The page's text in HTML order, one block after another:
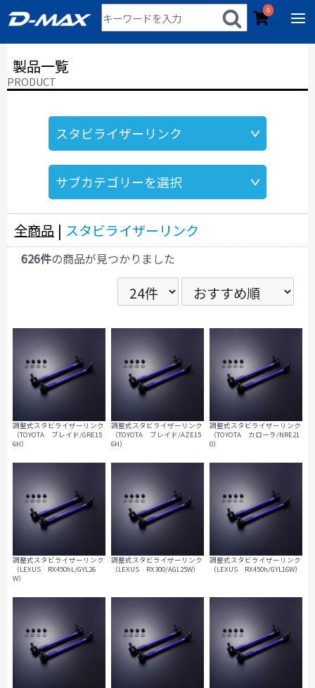
0
製品一覧
PRODUCT
全商品 | スタビライザーリンク
626件の商品が見つかりました
調整式スタビライザーリンク
（TOYOTA ブレイド/GRE15
6H）
調整式スタビライザーリンク
（TOYOTA ブレイド/AZE15
6H）
調整式スタビライザーリンク
（TOYOTA カローラ/NRE21
0）
調整式スタビライザーリンク
（LEXUS RX450hL/GYL26
W）
調整式スタビライザーリンク
（LEXUS RX300/AGL25W）
調整式スタビライザーリンク
（LEXUS RX450h/GYL16W）